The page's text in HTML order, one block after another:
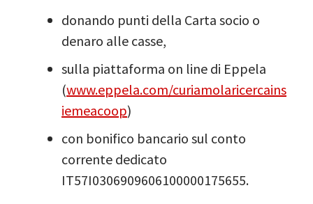
donando punti della Carta socio o
denaro alle casse,
sulla piattaforma on line di Eppela
(www.eppela.com/curiamolaricercains
iemeacoop)
con bonifico bancario sul conto
corrente dedicato
IT57I0306909606100000175655.